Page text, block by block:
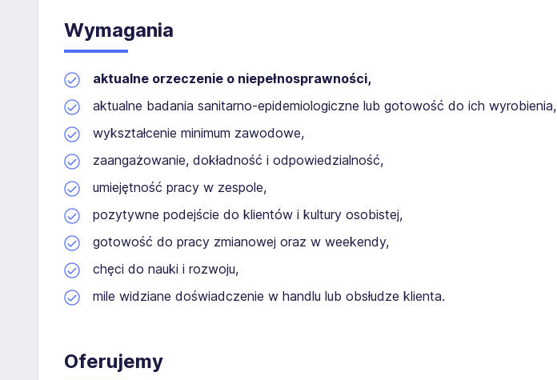
Wymagania
aktualne orzeczenie o niepełnosprawności,
aktualne badania sanitarno-epidemiologiczne lub gotowość do ich wyrobienia,
wykształcenie minimum zawodowe,
zaangażowanie, dokładność i odpowiedzialność,
umiejętność pracy w zespole,
pozytywne podejście do klientów i kultury osobistej,
gotowość do pracy zmianowej oraz w weekendy,
chęci do nauki i rozwoju,
mile widziane doświadczenie w handlu lub obsłudze klienta.
Oferujemy